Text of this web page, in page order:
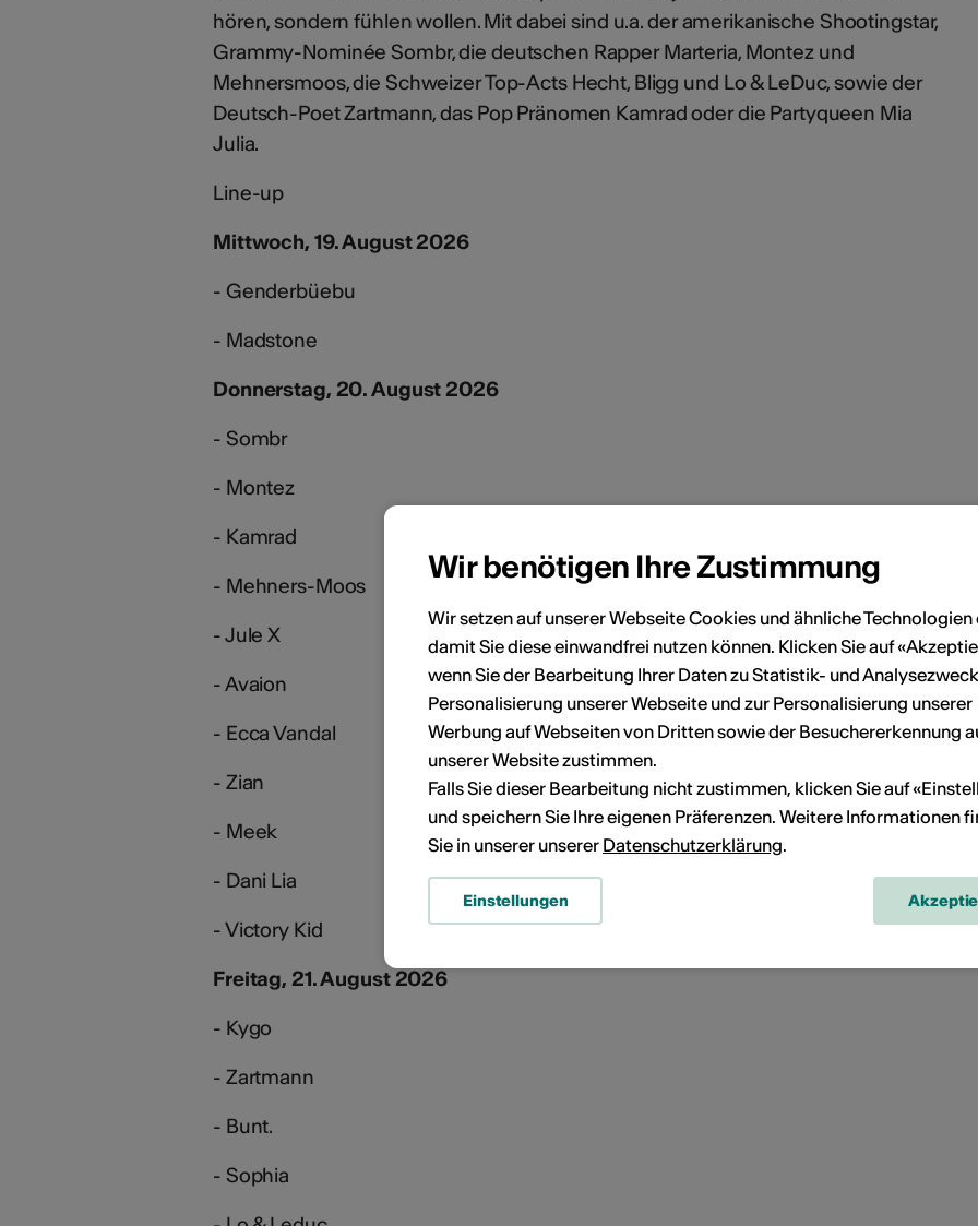
hören, sondern fühlen wollen. Mit dabei sind u.a. der amerikanische Shootingstar,
Grammy-Nominée Sombr, die deutschen Rapper Marteria, Montez und
Mehnersmoos, die Schweizer Top-Acts Hecht, Bligg und Lo & LeDuc, sowie der
Deutsch-Poet Zartmann, das Pop Pränomen Kamrad oder die Partyqueen Mia
Julia.
Line-up
Mittwoch, 19. August 2026
- Genderbüebu
- Madstone
Donnerstag, 20. August 2026
- Sombr
- Montez
- Kamrad
- Mehners-Moos
- Jule X
- Avaion
- Ecca Vandal
- Zian
- Meek
- Dani Lia
- Victory Kid
Freitag, 21. August 2026
- Kygo
- Zartmann
- Bunt.
- Sophia
Wir benötigen Ihre Zustimmung
Wir setzen auf unserer Webseite Cookies und ähnliche Technologien
damit Sie diese einwandfrei nutzen können. Klicken Sie auf
wenn Sie der Bearbeitung Ihrer Daten zu Statistik- und
Personalisierung unserer Webseite und zur Personalisierung unserer
Werbung auf Webseiten von Dritten sowie der Besuchererkennung
unserer Website zustimmen.
Falls Sie dieser Bearbeitung nicht zustimmen, klicken Sie auf
und speichern Sie Ihre eigenen Präferenzen. Weitere Informationen
Sie in unserer unserer Datenschutzerklärung.
Einstellungen